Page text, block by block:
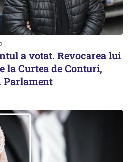
a votat. Revocarea lui
la Curtea de Conturi,